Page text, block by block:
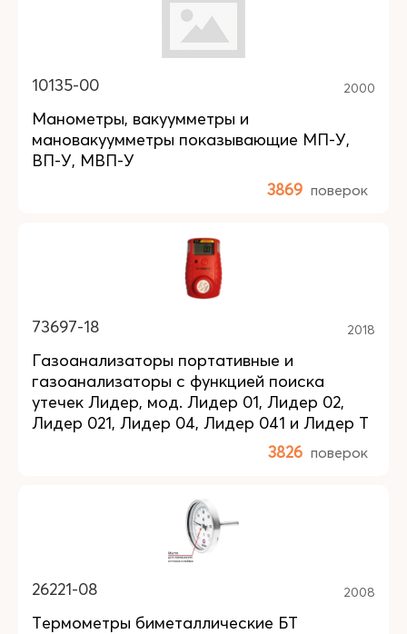
10135-00 2000
Манометры, вакуумметры и
мановакуумметры показывающие МП-У,
ВП-У, МВП-У
3869 поверок
73697-18 2018
Газоанализаторы портативные и
газоанализаторы с функцией поиска
утечек Лидер, мод. Лидер 01, Лидер 02,
Лидер 021, Лидер 04, Лидер 041 и Лидер Т
3826 поверок
26221-08 2008
Термометры биметаллические БТ